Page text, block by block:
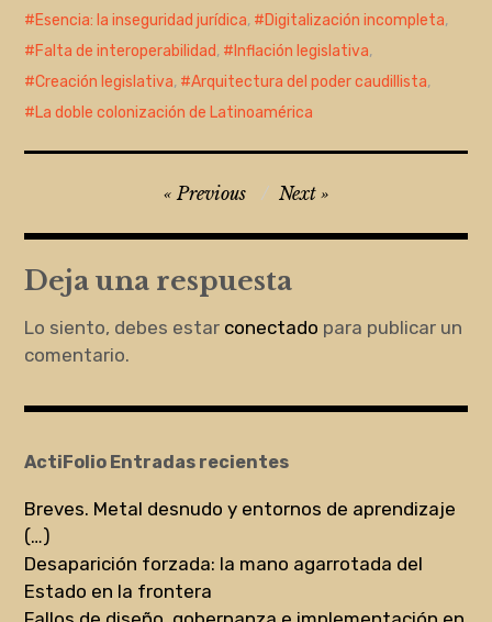
Esencia: la inseguridad jurídica, Digitalización incompleta,
Falta de interoperabilidad, Inflación legislativa,
Creación legislativa, Arquitectura del poder caudillista,
La doble colonización de Latinoamérica
Navegación
de
entradas
Previous Next
Deja una respuesta
Lo siento, debes estar conectado para publicar un
comentario.
ActiFolio Entradas recientes
Breves. Metal desnudo y entornos de aprendizaje
(…)
Desaparición forzada: la mano agarrotada del
Estado en la frontera